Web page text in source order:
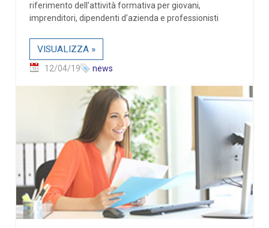
riferimento dell’attività formativa per giovani,
imprenditori, dipendenti d’azienda e professionisti
VISUALIZZA »
12/04/19 news